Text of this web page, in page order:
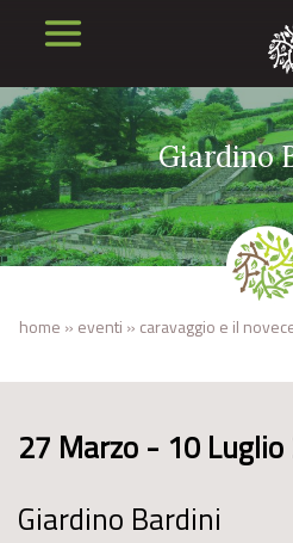
Giardino
home » eventi » caravaggio e il
27 Marzo - 10
Giardino Bardini